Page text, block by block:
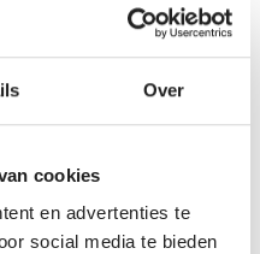
Over
cookies
en advertenties te
social media te bieden
wij van
een technische functie